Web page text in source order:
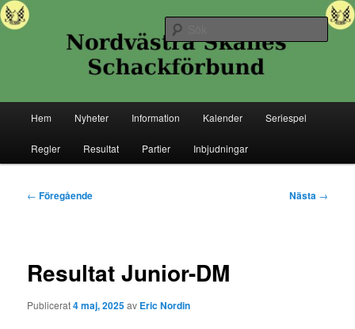
Hoppa
till
Nordvästra Skånes Schackförbund
Senaste nytt ifrån Nordvästra Skånes Schackförbund
Sök
Hem Nyheter Information Kalender Seriespel
Regler Resultat Partier Inbjudningar
Inläggsnavigering
← Föregående Nästa →
Resultat Junior-DM
Publicerat4 maj, 2025av Eric Nordin